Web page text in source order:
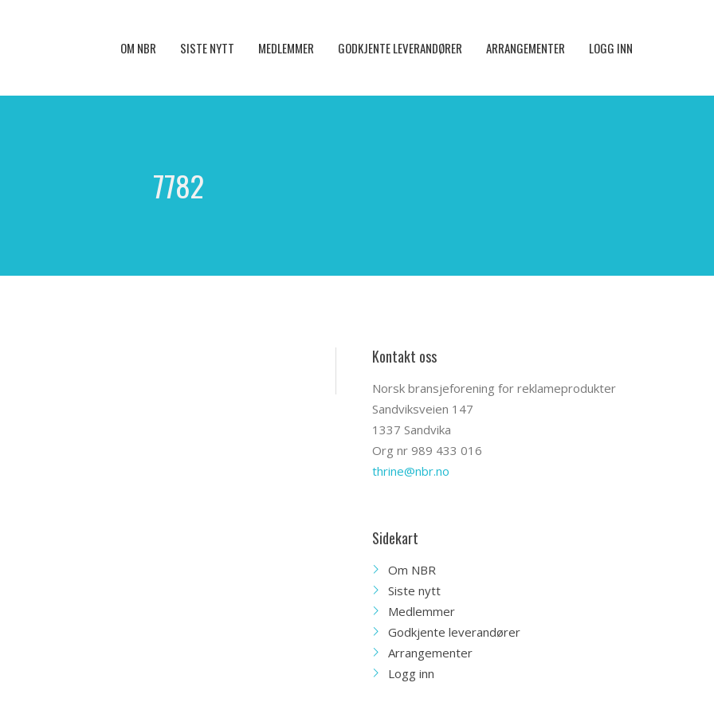
OM NBR SISTE NYTT MEDLEMMER GODKJENTE LEVERANDØRER ARRANGEMENTER LOGG INN
7782
Kontakt oss
Norsk bransjeforening for reklameprodukter
Sandviksveien 147
1337 Sandvika
Org nr 989 433 016
thrine@nbr.no
Sidekart
Om NBR
Siste nytt
Medlemmer
Godkjente leverandører
Arrangementer
Logg inn